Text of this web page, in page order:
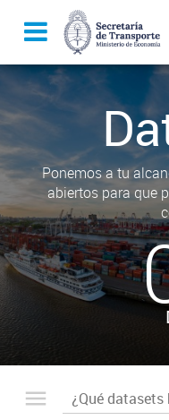
Ponemos a tu
abiertos para que